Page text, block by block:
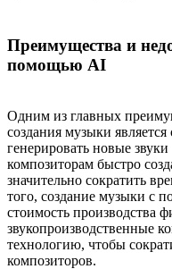
Преимущества и
помощью AI
Одним из главных
создания музыки
генерировать новые
композиторам быстро
значительно сократить
того, создание музыки с
стоимость производства
звукопроизводственные
технологию, чтобы
композиторов.